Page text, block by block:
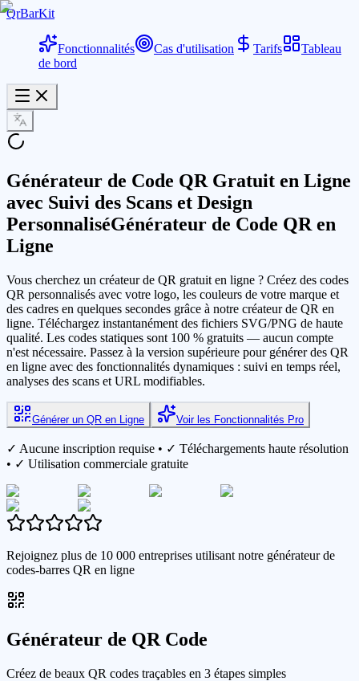
QrBarKit
Fonctionnalités Cas d'utilisation Tarifs
Tableau
de bord
Générateur de Code QR Gratuit en Ligne
avec Suivi des Scans et Design
PersonnaliséGénérateur de Code QR en
Ligne
Vous cherchez un créateur de QR gratuit en ligne ? Créez des codes
QR personnalisés avec votre logo, les couleurs de votre marque et
des cadres en quelques secondes grâce à notre créateur de QR en
ligne. Téléchargez instantanément des fichiers SVG/PNG de haute
qualité. Les codes statiques sont 100 % gratuits — aucun compte
n'est nécessaire. Passez à la version supérieure pour générer des QR
en ligne avec des fonctionnalités dynamiques : suivi en temps réel,
analyses des scans et URL modifiables.
Générer un QR en Ligne Voir les Fonctionnalités Pro
✓ Aucune inscription requise • ✓ Téléchargements haute résolution
• ✓ Utilisation commerciale gratuite
Rejoignez plus de 10 000 entreprises utilisant notre générateur de
codes-barres QR en ligne
Générateur de QR Code
Créez de beaux QR codes traçables en 3 étapes simples